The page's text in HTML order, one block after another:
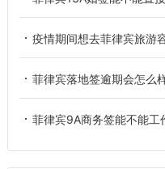
疫情期间想去菲律宾旅游
菲律宾落地签逾期会怎么
菲律宾9A商务签能不能工